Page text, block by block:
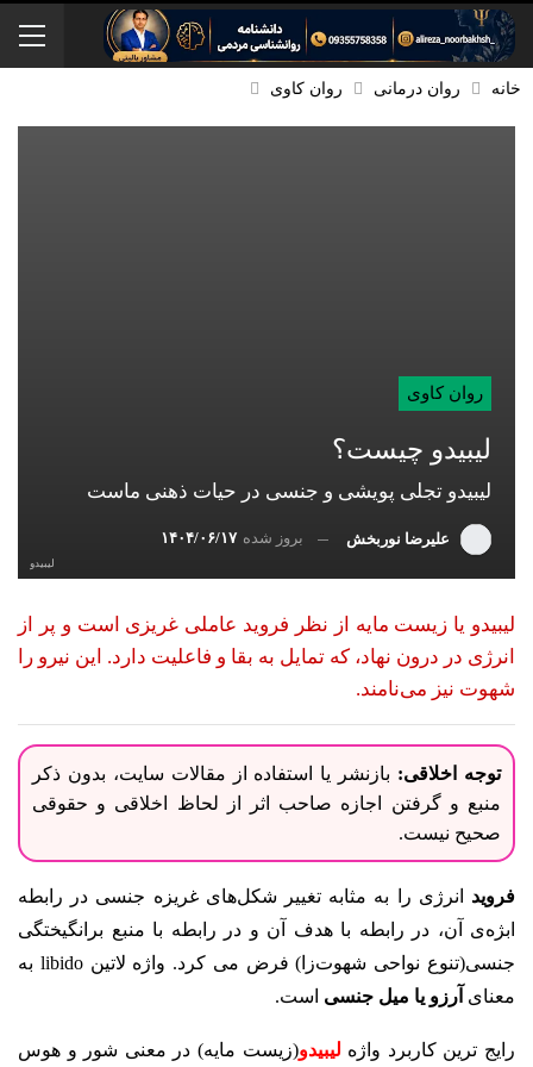
خانه روان درمانی روان کاوی
روان کاوی
لیبیدو چیست؟
لیبیدو تجلی پویشی و جنسی در حیات ذهنی ماست
علیرضا نوربخش بروز شده ۱۴۰۴/۰۶/۱۷
لیبیدو
لیبیدو یا زیست مایه از نظر فروید عاملی غریزی است و پر از
انرژی در درون نهاد، که تمایل به بقا و فاعلیت دارد. این نیرو را
شهوت نیز می‌نامند.
توجه اخلاقی: بازنشر یا استفاده از مقالات سایت، بدون ذکر
منبع و گرفتن اجازه صاحب اثر از لحاظ اخلاقی و حقوقی
صحیح نیست.
فروید انرژی را به مثابه تغییر شکل‌های غریزه جنسی در رابطه
ابژه‌ی آن، در رابطه با هدف آن و در رابطه با منبع برانگیختگی
جنسی(تنوع نواحی شهوت‌زا) فرض می کرد. واژه لاتین libido به
معنای آرزو یا میل جنسی است.
رایج ترین کاربرد واژه لیبیدو(زیست مایه) در معنی شور و هوس